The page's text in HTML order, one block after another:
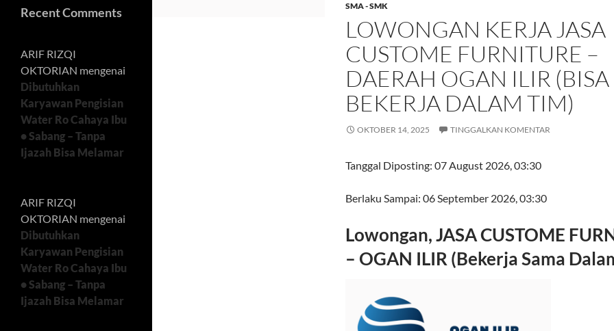
SMA - SMK
LOWONGAN KERJA JASA
CUSTOME FURNITURE –
DAERAH OGAN ILIR (BISA
BEKERJA DALAM TIM)
OKTOBER 14, 2025 TINGGALKAN KOMENTAR
Tanggal Diposting: 07 August 2026, 03:30
Berlaku Sampai: 06 September 2026, 03:30
Lowongan, JASA CUSTOME
– OGAN ILIR (Bekerja Sama
Recent Comments
ARIF RIZQI
OKTORIAN mengenai
Dibutuhkan
Karyawan Pengisian
Water Ro Cahaya Ibu
• Sabang – Tanpa
Ijazah Bisa Melamar
ARIF RIZQI
OKTORIAN mengenai
Dibutuhkan
Karyawan Pengisian
Water Ro Cahaya Ibu
• Sabang – Tanpa
Ijazah Bisa Melamar